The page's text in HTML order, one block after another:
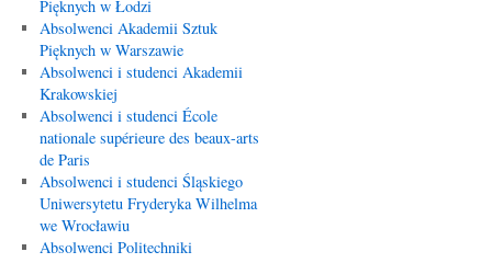
Pięknych w Łodzi
Absolwenci Akademii Sztuk
Pięknych w Warszawie
Absolwenci i studenci Akademii
Krakowskiej
Absolwenci i studenci École
nationale supérieure des beaux-arts
de Paris
Absolwenci i studenci Śląskiego
Uniwersytetu Fryderyka Wilhelma
we Wrocławiu
Absolwenci Politechniki